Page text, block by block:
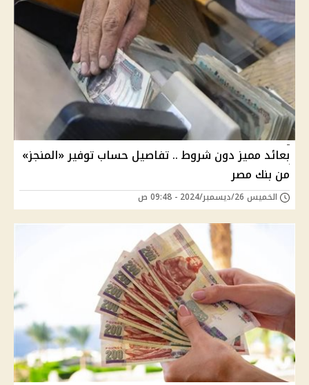
بعائد مميز دون شروط .. تفاصيل حساب توفير «المنجز»
من بنك مصر
الخميس 26/ديسمبر/2024 - 09:48 ص